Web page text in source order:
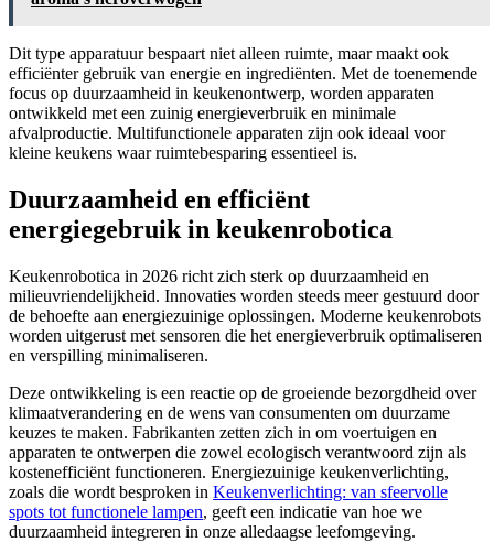
Dit type apparatuur bespaart niet alleen ruimte, maar maakt ook
efficiënter gebruik van energie en ingrediënten. Met de toenemende
focus op duurzaamheid in keukenontwerp, worden apparaten
ontwikkeld met een zuinig energieverbruik en minimale
afvalproductie. Multifunctionele apparaten zijn ook ideaal voor
kleine keukens waar ruimtebesparing essentieel is.
Duurzaamheid en efficiënt
energiegebruik in keukenrobotica
Keukenrobotica in 2026 richt zich sterk op duurzaamheid en
milieuvriendelijkheid. Innovaties worden steeds meer gestuurd door
de behoefte aan energiezuinige oplossingen. Moderne keukenrobots
worden uitgerust met sensoren die het energieverbruik optimaliseren
en verspilling minimaliseren.
Deze ontwikkeling is een reactie op de groeiende bezorgdheid over
klimaatverandering en de wens van consumenten om duurzame
keuzes te maken. Fabrikanten zetten zich in om voertuigen en
apparaten te ontwerpen die zowel ecologisch verantwoord zijn als
kostenefficiënt functioneren. Energiezuinige keukenverlichting,
zoals die wordt besproken in Keukenverlichting: van sfeervolle
spots tot functionele lampen, geeft een indicatie van hoe we
duurzaamheid integreren in onze alledaagse leefomgeving.